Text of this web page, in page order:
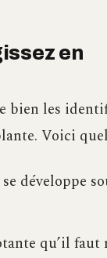
en
bien les
Voici
développe
qu’il faut